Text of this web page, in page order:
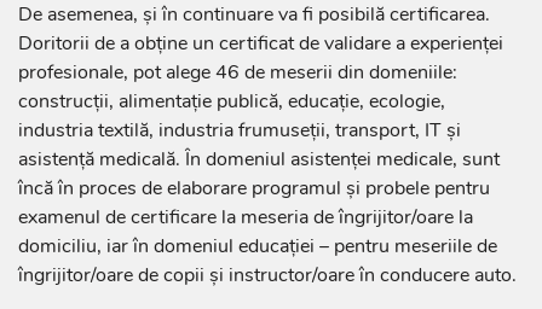
De asemenea, și în continuare va fi posibilă certificarea.
Doritorii de a obține un certificat de validare a experienței
profesionale, pot alege 46 de meserii din domeniile:
construcții, alimentație publică, educație, ecologie,
industria textilă, industria frumuseții, transport, IT și
asistență medicală. În domeniul asistenței medicale, sunt
încă în proces de elaborare programul și probele pentru
examenul de certificare la meseria de îngrijitor/oare la
domiciliu, iar în domeniul educației – pentru meseriile de
îngrijitor/oare de copii și instructor/oare în conducere auto.